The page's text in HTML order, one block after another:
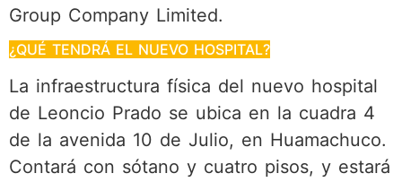
Group Company Limited.
¿QUÉ TENDRÁ EL NUEVO HOSPITAL?
La infraestructura física del nuevo hospital
de Leoncio Prado se ubica en la cuadra 4
de la avenida 10 de Julio, en Huamachuco.
Contará con sótano y cuatro pisos, y estará